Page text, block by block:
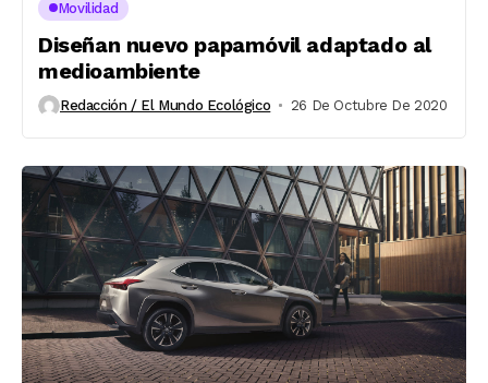
Movilidad
Diseñan nuevo papamóvil adaptado al
medioambiente
Redacción / El Mundo Ecológico 26 De Octubre De 2020